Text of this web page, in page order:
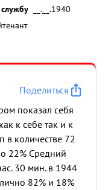
__.__.1940
Поделиться
показал себя
к себе так и к
в количестве 72
22% Средний
30 мин. в 1944
82% и 18%